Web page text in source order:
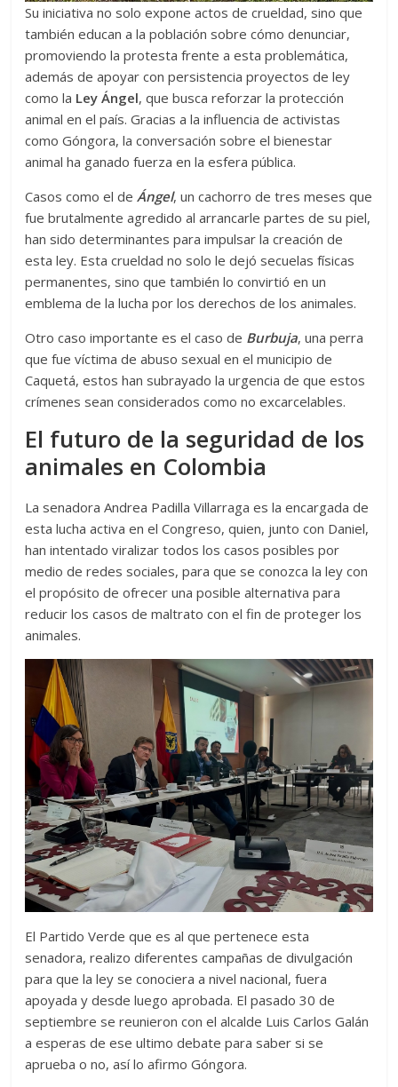
Su iniciativa no solo expone actos de crueldad, sino que
también educan a la población sobre cómo denunciar,
promoviendo la protesta frente a esta problemática,
además de apoyar con persistencia proyectos de ley
como la Ley Ángel, que busca reforzar la protección
animal en el país. Gracias a la influencia de activistas
como Góngora, la conversación sobre el bienestar
animal ha ganado fuerza en la esfera pública.
Casos como el deÁngel, un cachorro de tres meses que
fue brutalmente agredido al arrancarle partes de su piel,
han sido determinantes para impulsar la creación de
esta ley. Esta crueldad no solo le dejó secuelas físicas
permanentes, sino que también lo convirtió en un
emblema de la lucha por los derechos de los animales.
Otro caso importante es el caso de Burbuja, una perra
que fue víctima de abuso sexual en el municipio de
Caquetá, estos han subrayado la urgencia de que estos
crímenes sean considerados como no excarcelables.
El futuro de la seguridad de los
animales en Colombia
La senadora Andrea Padilla Villarraga es la encargada de
esta lucha activa en el Congreso, quien, junto con Daniel,
han intentado viralizar todos los casos posibles por
medio de redes sociales, para que se conozca la ley con
el propósito de ofrecer una posible alternativa para
reducir los casos de maltrato con el fin de proteger los
animales.
El Partido Verde que es al que pertenece esta
senadora, realizo diferentes campañas de divulgación
para que la ley se conociera a nivel nacional, fuera
apoyada y desde luego aprobada. El pasado 30 de
septiembre se reunieron con el alcalde Luis Carlos Galán
a esperas de ese ultimo debate para saber si se
aprueba o no, así lo afirmo Góngora.